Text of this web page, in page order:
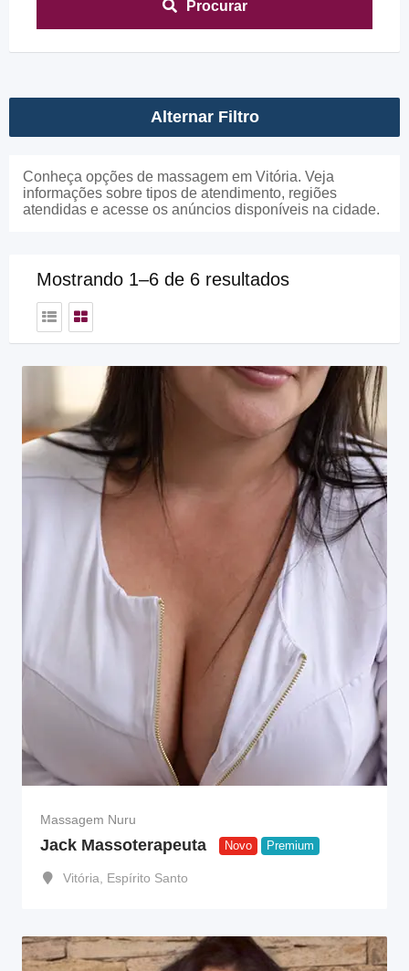
Procurar
Alternar Filtro
Conheça opções de massagem em Vitória. Veja
informações sobre tipos de atendimento, regiões
atendidas e acesse os anúncios disponíveis na cidade.
Mostrando 1–6 de 6 resultados
Massagem Nuru
Jack Massoterapeuta Novo Premium
Vitória Espírito Santo